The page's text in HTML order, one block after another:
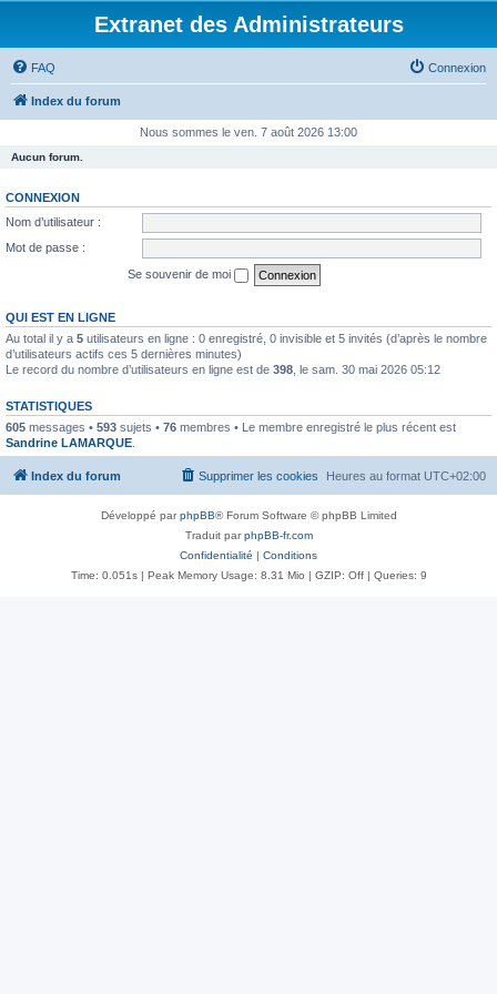
Extranet des Administrateurs
FAQ Connexion
Index du forum
Nous sommes le ven. 7 août 2026 13:00
Aucun forum.
CONNEXION
Nom d’utilisateur :
Mot de passe :
Se souvenir de moi
QUI EST EN LIGNE
Au total il y a 5 utilisateurs en ligne : 0 enregistré, 0 invisible et 5 invités (d’après le nombre
d’utilisateurs actifs ces 5 dernières minutes)
Le record du nombre d’utilisateurs en ligne est de 398 , le sam. 30 mai 2026 05:12
STATISTIQUES
605 messages • 593 sujets • 76 membres • Le membre enregistré le plus récent est
Sandrine LAMARQUE
Index du forum Heures au format UTC+02:00
Supprimer les cookies
Développé parphpBB® Forum Software © phpBB Limited
Traduit parphpBB-fr.com
Confidentialité | Conditions
Time: 0.051s| Peak Memory Usage: 8.31 Mio | GZIP: Off | Queries: 9